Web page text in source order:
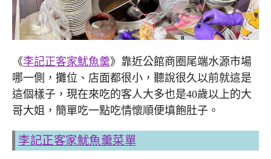
《李記正客家魷魚羹》靠近公館商圈尾端水源市場
哪一側，攤位、店面都很小，聽說很久以前就這是
這個樣子，現在來吃的客人大多也是40歲以上的大
哥大姐，簡單吃一點吃情懷順便填飽肚子。
李記正客家魷魚羹菜單